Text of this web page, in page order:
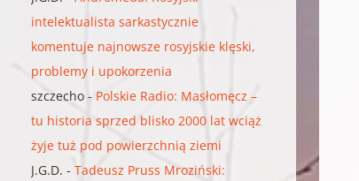
intelektualista sarkastycznie
komentuje najnowsze rosyjskie klęski,
problemy i upokorzenia
szczecho - Polskie Radio: Masłomęcz –
tu historia sprzed blisko 2000 lat wciąż
żyje tuż pod powierzchnią ziemi
J.G.D. -Tadeusz Pruss Mroziński: